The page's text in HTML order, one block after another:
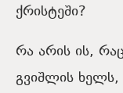
ქრისტეში?
რა არის ის,
გვიშლის